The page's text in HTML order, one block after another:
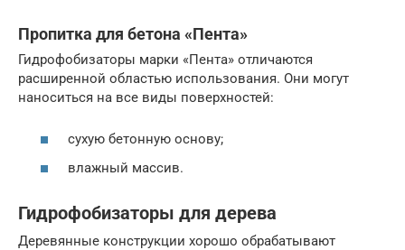
Пропитка для бетона «Пента»
Гидрофобизаторы марки «Пента» отличаются
расширенной областью использования. Они могут
наноситься на все виды поверхностей:
сухую бетонную основу;
влажный массив.
Гидрофобизаторы для дерева
Деревянные конструкции хорошо обрабатывают